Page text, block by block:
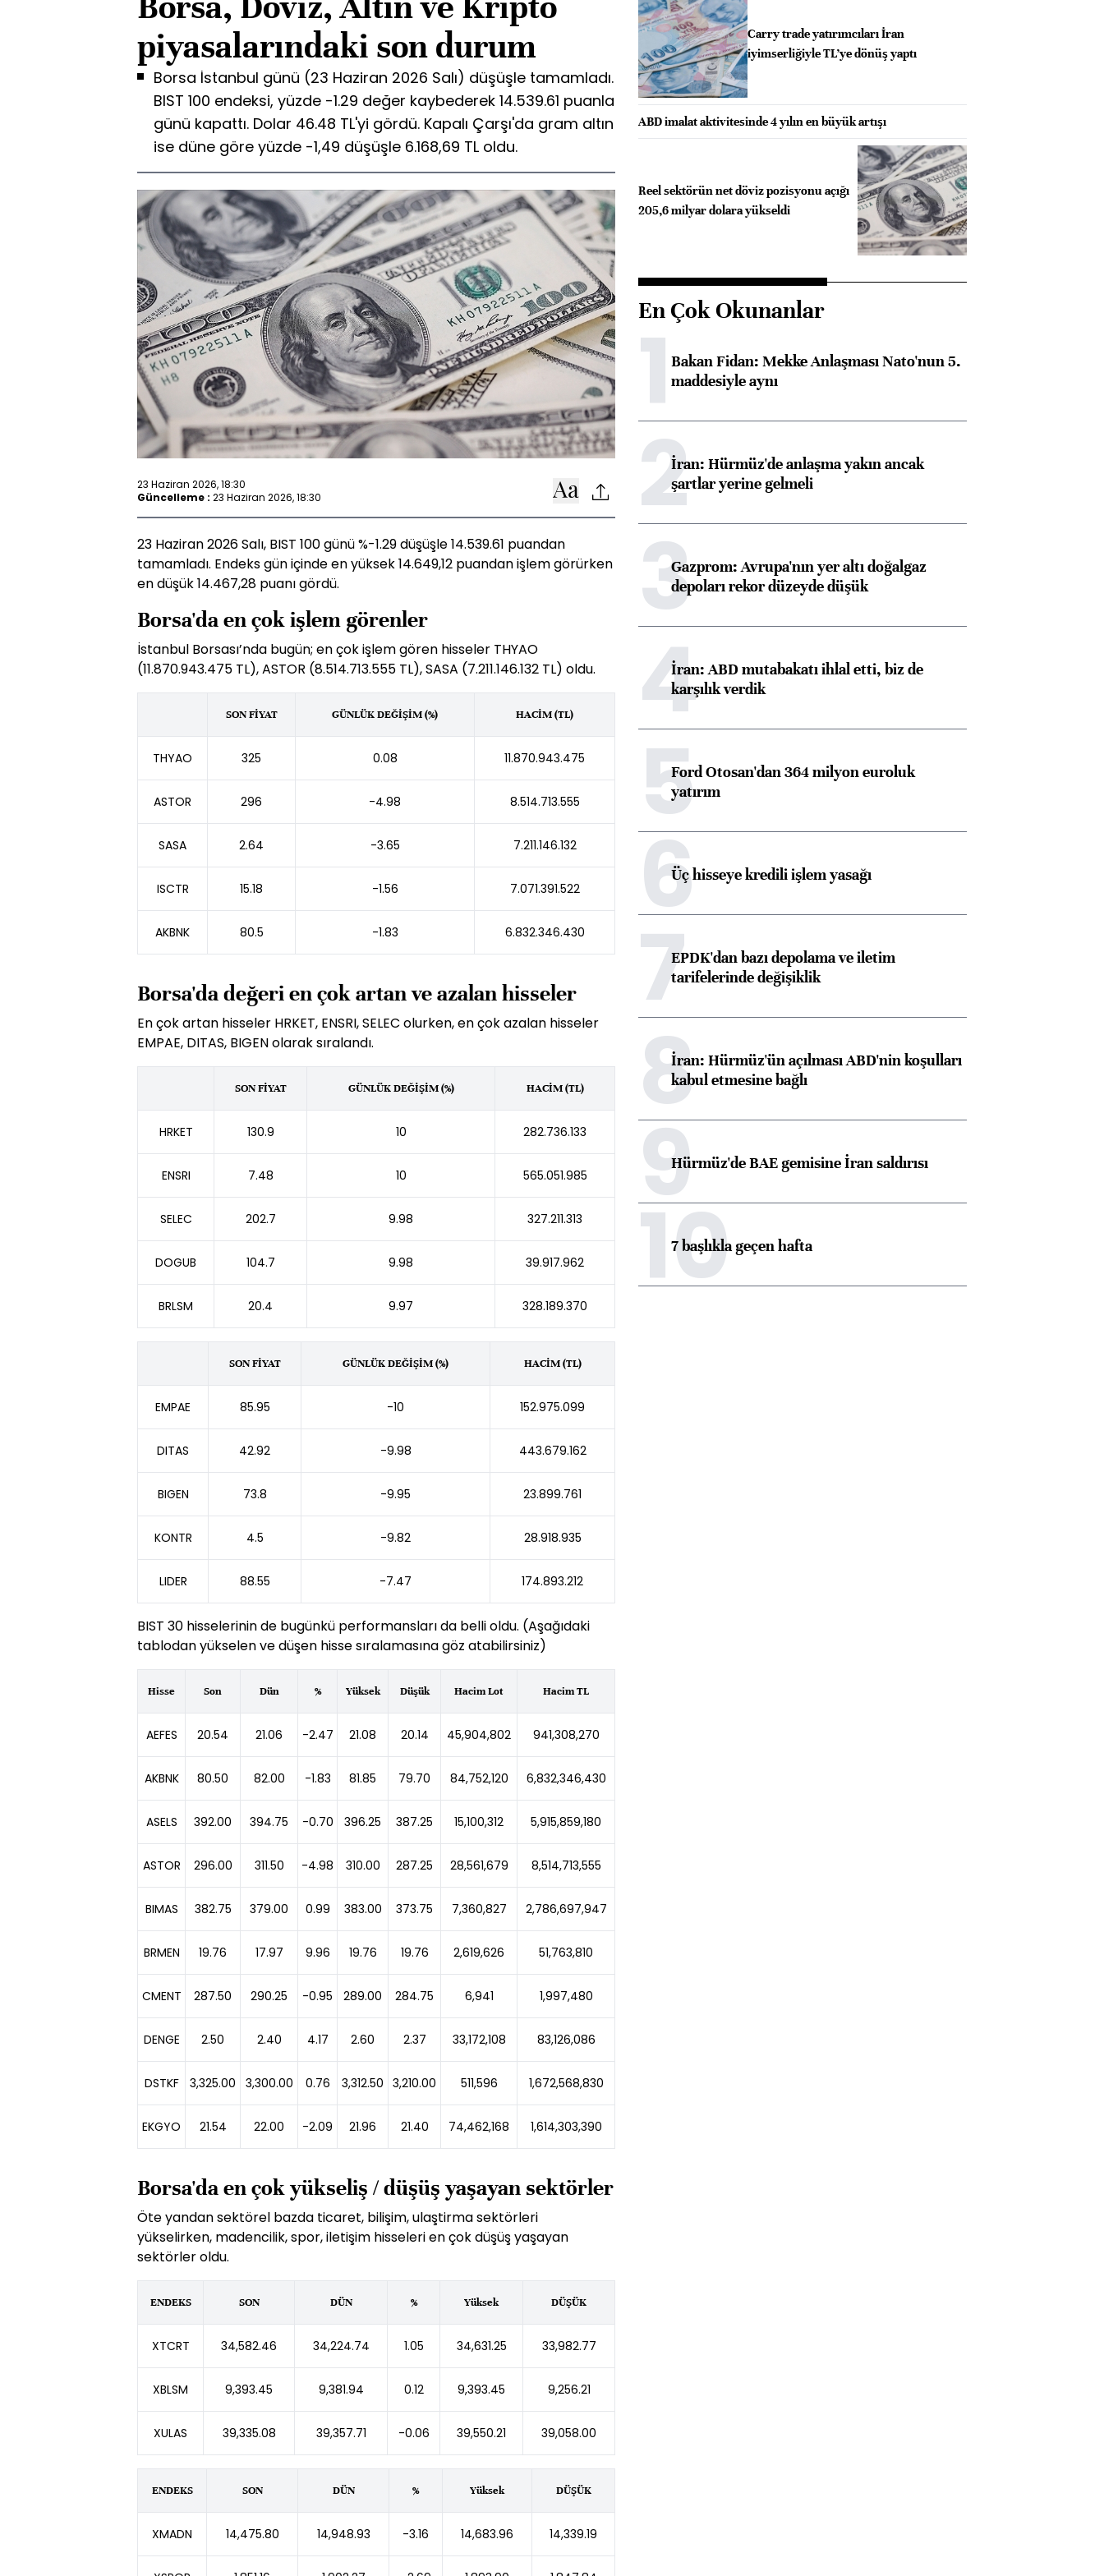
piyasalarındaki son durum
Borsa İstanbul günü (23 Haziran 2026 Salı) düşüşle tamamladı.
BIST 100 endeksi, yüzde -1.29 değer kaybederek 14.539.61 puanla
günü kapattı. Dolar 46.48 TL'yi gördü. Kapalı Çarşı'da gram altın
ise düne göre yüzde -1,49 düşüşle 6.168,69 TL oldu.
23 Haziran 2026, 18:30
Güncelleme : 23 Haziran 2026, 18:30
23 Haziran 2026 Salı, BIST 100 günü %-1.29 düşüşle 14.539.61 puandan
tamamladı. Endeks gün içinde en yüksek 14.649,12 puandan işlem görürken
en düşük 14.467,28 puanı gördü.
Borsa'da en çok işlem görenler
İstanbul Borsası’nda bugün; en çok işlem gören hisseler THYAO
(11.870.943.475 TL), ASTOR (8.514.713.555 TL), SASA (7.211.146.132 TL) oldu.
SON FİYAT GÜNLÜK DEĞİŞİM (%) HACİM (TL)
THYAO 325 0.08 11.870.943.475
ASTOR 296 -4.98 8.514.713.555
SASA 2.64 -3.65 7.211.146.132
ISCTR 15.18 -1.56 7.071.391.522
AKBNK 80.5 -1.83 6.832.346.430
Borsa'da değeri en çok artan ve azalan hisseler
En çok artan hisseler HRKET, ENSRI, SELEC olurken, en çok azalan hisseler
EMPAE, DITAS, BIGEN olarak sıralandı.
SON FİYAT GÜNLÜK DEĞİŞİM (%) HACİM (TL)
HRKET 130.9 10 282.736.133
ENSRI 7.48 10 565.051.985
SELEC 202.7 9.98 327.211.313
DOGUB 104.7 9.98 39.917.962
BRLSM 20.4 9.97 328.189.370
SON FİYAT GÜNLÜK DEĞİŞİM (%) HACİM (TL)
EMPAE 85.95 -10 152.975.099
DITAS 42.92 -9.98 443.679.162
BIGEN 73.8 -9.95 23.899.761
KONTR 4.5 -9.82 28.918.935
LIDER 88.55 -7.47 174.893.212
BIST 30 hisselerinin de bugünkü performansları da belli oldu. (Aşağıdaki
tablodan yükselen ve düşen hisse sıralamasına göz atabilirsiniz)
Hisse Son Dün % Yüksek Düşük Hacim Lot Hacim TL
AEFES 20.54 21.06 -2.47 21.08 20.14 45,904,802 941,308,270
AKBNK 80.50 82.00 -1.83 81.85 79.70 84,752,120 6,832,346,430
ASELS 392.00 394.75 -0.70 396.25 387.25 15,100,312 5,915,859,180
ASTOR 296.00 311.50 -4.98 310.00 287.25 28,561,679 8,514,713,555
BIMAS 382.75 379.00 0.99 383.00 373.75 7,360,827 2,786,697,947
BRMEN 19.76 17.97 9.96 19.76 19.76 2,619,626 51,763,810
CMENT 287.50 290.25 -0.95 289.00 284.75 6,941 1,997,480
DENGE 2.50 2.40 4.17 2.60 2.37 33,172,108 83,126,086
DSTKF 3,325.00 3,300.00 0.76 3,312.50 3,210.00 511,596 1,672,568,830
EKGYO 21.54 22.00 -2.09 21.96 21.40 74,462,168 1,614,303,390
Borsa'da en çok yükseliş / düşüş yaşayan sektörler
Öte yandan sektörel bazda ticaret, bilişim, ulaştirma sektörleri
yükselirken, madencilik, spor, iletişim hisseleri en çok düşüş yaşayan
sektörler oldu.
ENDEKS SON DÜN % Yüksek DÜŞÜK
XTCRT 34,582.46 34,224.74 1.05 34,631.25 33,982.77
XBLSM 9,393.45 9,381.94 0.12 9,393.45 9,256.21
XULAS 39,335.08 39,357.71 -0.06 39,550.21 39,058.00
ENDEKS SON DÜN % Yüksek DÜŞÜK
XMADN 14,475.80 14,948.93 -3.16 14,683.96 14,339.19
Carry trade yatırımcıları İran
iyimserliğiyle TL’ye dönüş yaptı
ABD imalat aktivitesinde 4 yılın en büyük artışı
Reel sektörün net döviz pozisyonu açığı
205,6 milyar dolara yükseldi
En Çok Okunanlar
1Bakan Fidan: Mekke Anlaşması Nato'nun 5.
maddesiyle aynı
2İran: Hürmüz'de anlaşma yakın ancak
şartlar yerine gelmeli
3Gazprom: Avrupa'nın yer altı doğalgaz
depoları rekor düzeyde düşük
4İran: ABD mutabakatı ihlal etti, biz de
karşılık verdik
5Ford Otosan'dan 364 milyon euroluk
yatırım
6Üç hisseye kredili işlem yasağı
7EPDK'dan bazı depolama ve iletim
tarifelerinde değişiklik
8İran: Hürmüz'ün açılması ABD'nin koşulları
kabul etmesine bağlı
9Hürmüz'de BAE gemisine İran saldırısı
10
7 başlıkla geçen hafta